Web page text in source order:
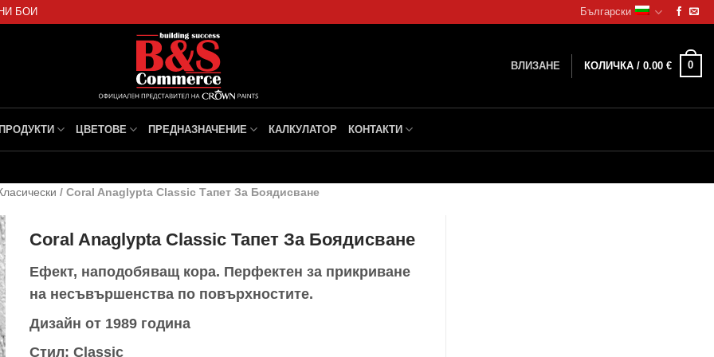
БОИ Български
ВЛИЗАНЕ КОЛИЧКА / 0.00 € 0
ЦВЕТОВЕ ПРЕДНАЗНАЧЕНИЕ КАЛКУЛАТОР КОНТАКТИ
/ Coral Anaglypta Classic Тапет За Боядисване
Coral Anaglypta Classic Тапет За Боядисване
Ефект, наподобяващ кора. Перфектен за прикриване
на несъвършенства по повърхностите.
Дизайн от 1989 година
Стил: Classic